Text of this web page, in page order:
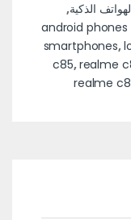
الذكية,
android
smartphones,
c85,realme
realme